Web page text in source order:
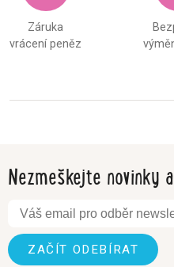
Záruka
vrácení peněz
Nezmeškejte novinky